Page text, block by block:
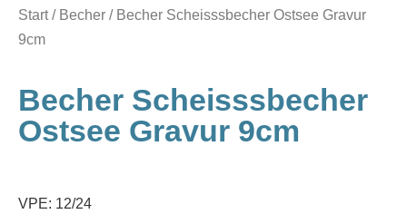
Start/ Becher / Becher Scheisssbecher Ostsee Gravur
9cm
Becher Scheisssbecher
Ostsee Gravur 9cm
VPE: 12/24